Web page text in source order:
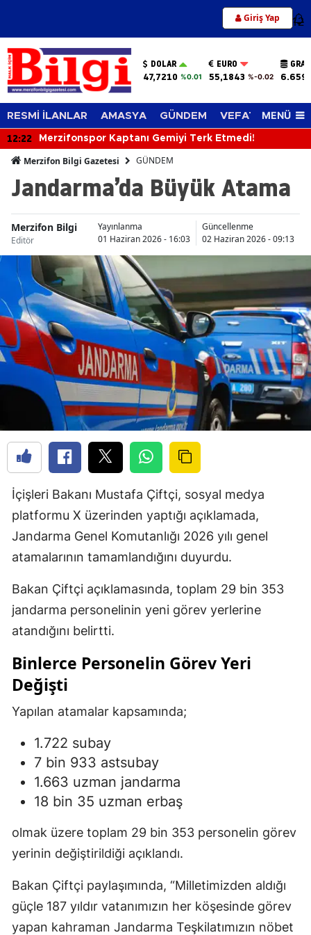
Giriş Yap 12
DOLAR
47,7210 %0.01
EURO
55,1843 %-0.02
RESMİ İLANLAR AMASYA GÜNDEM VEFAT EDENLER
MENÜ
12:22 Merzifonspor Kaptanı Gemiyi Terk Etmedi!
Merzifon Bilgi Gazetesi GÜNDEM
Jandarma’da Büyük Atama
Merzifon Bilgi
Editör
Yayınlanma
01 Haziran 2026 - 16:03
Güncellenme
02 Haziran 2026 - 09:13
İçişleri Bakanı Mustafa Çiftçi, sosyal medya
platformu X üzerinden yaptığı açıklamada,
Jandarma Genel Komutanlığı 2026 yılı genel
atamalarının tamamlandığını duyurdu.
Bakan Çiftçi açıklamasında, toplam 29 bin 353
jandarma personelinin yeni görev yerlerine
atandığını belirtti.
Binlerce Personelin Görev Yeri
Değişti
Yapılan atamalar kapsamında;
1.722 subay
7 bin 933 astsubay
1.663 uzman jandarma
18 bin 35 uzman erbaş
olmak üzere toplam 29 bin 353 personelin görev
yerinin değiştirildiği açıklandı.
Bakan Çiftçi paylaşımında, “Milletimizden aldığı
güçle 187 yıldır vatanımızın her köşesinde görev
yapan kahraman Jandarma Teşkilatımızın nöbet